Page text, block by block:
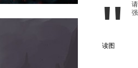
读图